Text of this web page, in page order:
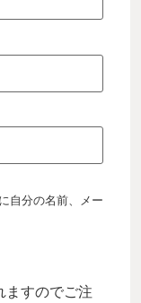
自分の名前、メー
ますのでご注